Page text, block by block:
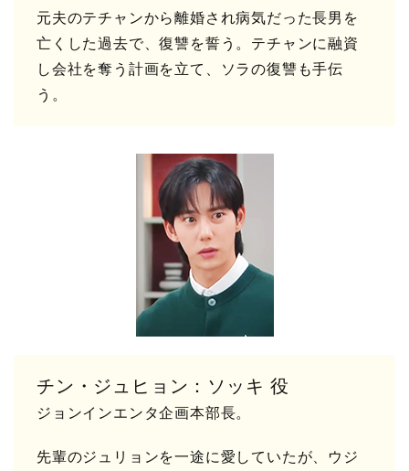
元夫のテチャンから離婚され病気だった長男を
亡くした過去で、復讐を誓う。テチャンに融資
し会社を奪う計画を立て、ソラの復讐も手伝
う。
チン・ジュヒョン：ソッキ 役
ジョンインエンタ企画本部長。
先輩のジュリョンを一途に愛していたが、ウジ